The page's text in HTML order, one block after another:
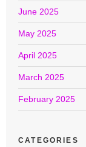
June 2025
May 2025
April 2025
March 2025
February 2025
CATEGORIES